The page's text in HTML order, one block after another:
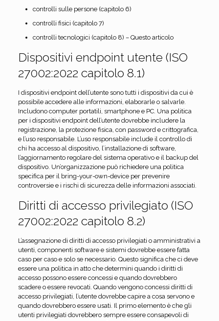
controlli sulle persone (capitolo 6)
controlli fisici (capitolo 7)
controlli tecnologici (capitolo 8) – Questo articolo
Dispositivi endpoint utente (ISO
27002:2022 capitolo 8.1)
I dispositivi endpoint dell’utente sono tutti i dispositivi da cui è
possibile accedere alle informazioni, elaborarle o salvarle.
Includono computer portatili, smartphone e PC. Una politica
per i dispositivi endpoint dell’utente dovrebbe includere la
registrazione, la protezione fisica, con password e crittografica,
e l’uso responsabile. L’uso responsabile include il controllo di
chi ha accesso al dispositivo, l’installazione di software,
l’aggiornamento regolare del sistema operativo e il backup del
dispositivo. Un’organizzazione può richiedere una politica
specifica per il bring-your-own-device per prevenire
controversie e i rischi di sicurezza delle informazioni associati.
Diritti di accesso privilegiato (ISO
27002:2022 capitolo 8.2)
L’assegnazione di diritti di accesso privilegiati o amministrativi a
utenti, componenti software e sistemi dovrebbe essere fatta
caso per caso e solo se necessario. Questo significa che ci deve
essere una politica in atto che determini quando i diritti di
accesso possono essere concessi e quando dovrebbero
scadere o essere revocati. Quando vengono concessi diritti di
accesso privilegiati, l’utente dovrebbe capire a cosa servono e
quando dovrebbero essere usati. Il primo elemento è che gli
utenti privilegiati dovrebbero sempre essere consapevoli di